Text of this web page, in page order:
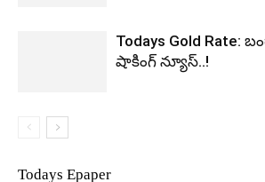
Todays Gold Rate:
షాకింగ్ న్యూస్..!
Todays Epaper